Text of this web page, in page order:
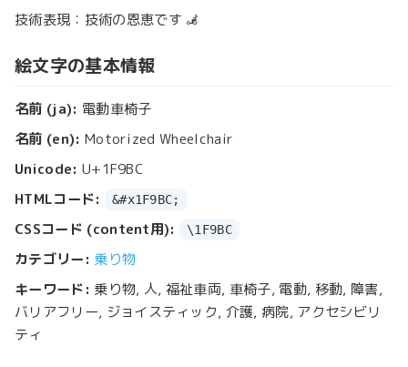
技術表現：技術の恩恵です 🦼
絵文字の基本情報
名前 (ja): 電動車椅子
名前 (en): Motorized Wheelchair
Unicode: U+1F9BC
HTMLコード:
&#x1F9BC;
CSSコード (content用): \1F9BC
カテゴリー: 乗り物
キーワード: 乗り物, 人, 福祉車両, 車椅子, 電動, 移動, 障害,
バリアフリー, ジョイスティック, 介護, 病院, アクセシビリ
ティ